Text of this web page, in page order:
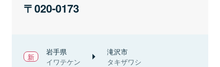
020-0173
岩手県
イワテケン
滝沢市
タキザワシ